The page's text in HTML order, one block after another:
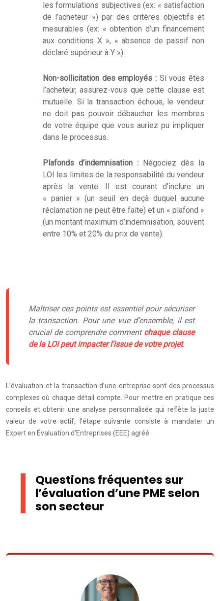
les formulations subjectives (ex: « satisfaction
de l’acheteur ») par des critères objectifs et
mesurables (ex: « obtention d’un financement
aux conditions X », « absence de passif non
déclaré supérieur à Y »).
Non-sollicitation des employés : Si vous êtes
l’acheteur, assurez-vous que cette clause est
mutuelle. Si la transaction échoue, le vendeur
ne doit pas pouvoir débaucher les membres
de votre équipe que vous auriez pu impliquer
dans le processus.
Plafonds d’indemnisation : Négociez dès la
LOI les limites de la responsabilité du vendeur
après la vente. Il est courant d’inclure un
« panier » (un seuil en deçà duquel aucune
réclamation ne peut être faite) et un « plafond »
(un montant maximum d’indemnisation, souvent
entre 10% et 20% du prix de vente).
Maîtriser ces points est essentiel pour sécuriser
la transaction. Pour une vue d’ensemble, il est
crucial de comprendre comment chaque clause
de la LOI peut impacter l'issue de votre projet.
L’évaluation et la transaction d’une entreprise sont des processus
complexes où chaque détail compte. Pour mettre en pratique ces
conseils et obtenir une analyse personnalisée qui reflète la juste
valeur de votre actif, l’étape suivante consiste à mandater un
Expert en Évaluation d’Entreprises (EEE) agréé.
Questions fréquentes sur
l’évaluation d’une PME selon
son secteur